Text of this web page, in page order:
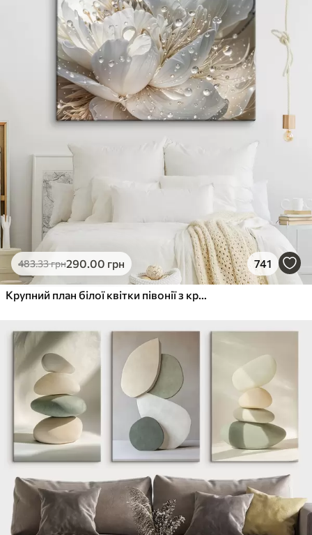
483.33грн290.00 грн 741
Крупний план білої квітки півонії з крапельками води на пелюстках на розмитому фоні